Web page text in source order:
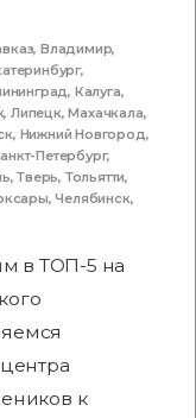
,Владимир,
,
, Калуга,
,Липецк,Махачкала,
, Нижний Новгород,
Петербург,
,Тверь, Тольятти,
,Челябинск,
в ТОП-5 на
к